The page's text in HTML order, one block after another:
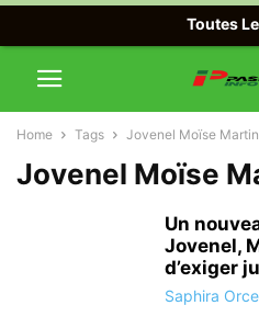
Home Tags Jovenel Moïse
Jovenel Moïse
Un
Jovenel,
d’exiger
Saphira
Toutes